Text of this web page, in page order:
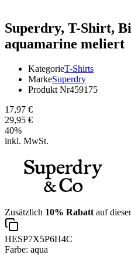
Superdry, T-Shirt,
aquamarine meliert
KategorieT-Shirts
MarkeSuperdry
Produkt Nr459175
17,97 €
29,95 €
40%
inkl. MwSt.
Zusätzlich 10% Rabatt auf
HESP7X5P6H4C
Farbe: aqua